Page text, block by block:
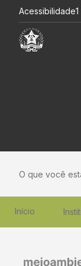
Pular para o
Copam
Acessibilidade
O que você
Início